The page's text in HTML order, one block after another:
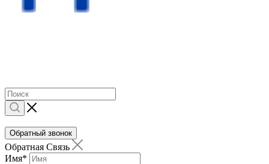
Обратный звонок
Обратная Связь
Имя*